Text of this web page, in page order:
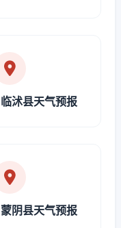
临沭县天气预报
蒙阴县天气预报